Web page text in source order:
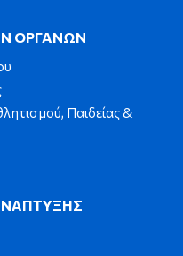
ΟΡΓΑΝΩΝ
Παιδείας &